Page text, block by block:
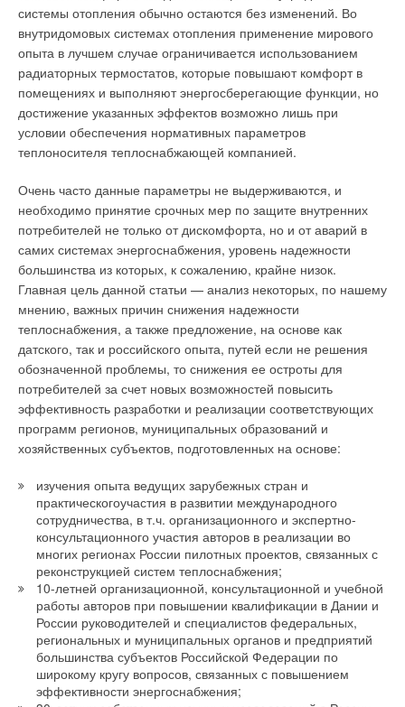
системы отопления обычно остаются без изменений. Во
внутридомовых системах отопления применение мирового
опыта в лучшем случае ограничивается использованием
радиаторных термостатов, которые повышают комфорт в
помещениях и выполняют энергосберегающие функции, но
достижение указанных эффектов возможно лишь при
условии обеспечения нормативных параметров
теплоносителя теплоснабжающей компанией.
Очень часто данные параметры не выдерживаются, и
необходимо принятие срочных мер по защите внутренних
потребителей не только от дискомфорта, но и от аварий в
самих системах энергоснабжения, уровень надежности
большинства из которых, к сожалению, крайне низок.
Главная цель данной статьи — анализ некоторых, по нашему
мнению, важных причин снижения надежности
теплоснабжения, а также предложение, на основе как
датского, так и российского опыта, путей если не решения
обозначенной проблемы, то снижения ее остроты для
потребителей за счет новых возможностей повысить
эффективность разработки и реализации соответствующих
программ регионов, муниципальных образований и
хозяйственных субъектов, подготовленных на основе:
изучения опыта ведущих зарубежных стран и
практическогоучастия в развитии международного
сотрудничества, в т.ч. организационного и экспертно-
консультационного участия авторов в реализации во
многих регионах России пилотных проектов, связанных с
реконструкцией систем теплоснабжения;
10-летней организационной, консультационной и учебной
работы авторов при повышении квалификации в Дании и
России руководителей и специалистов федеральных,
региональных и муниципальных органов и предприятий
большинства субъектов Российской Федерации по
широкому кругу вопросов, связанных с повышением
эффективности энергоснабжения;